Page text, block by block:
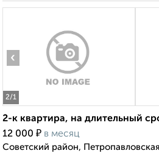
2/1
‹
2-к квартира, на длительный
12 000 ₽ в месяц
Советский район,